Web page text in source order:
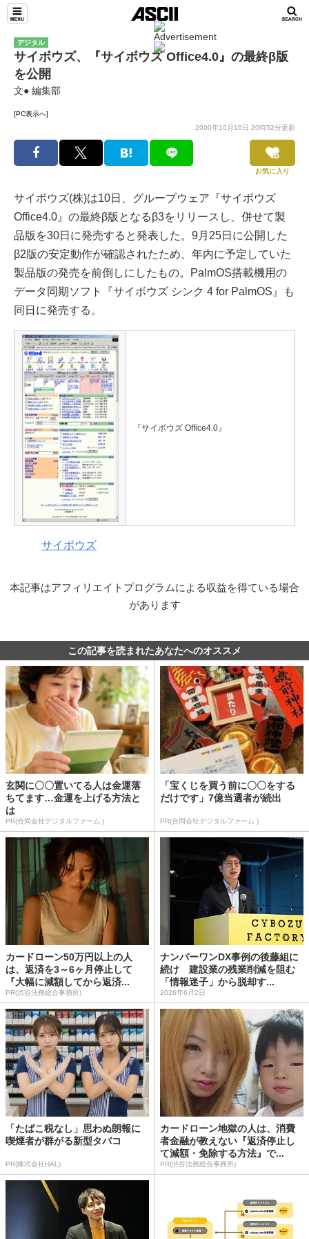
デジタル
サイボウズ、『サイボウズ Office4.0』の最終β版
を公開
文● 編集部
[PC表示へ]
2000年10月10日 20時52分更新
お気に入り
サイボウズ(株)は10日、グループウェア『サイボウズ
Office4.0』の最終β版となるβ3をリリースし、併せて製
品版を30日に発売すると発表した。9月25日に公開した
β2版の安定動作が確認されたため、年内に予定していた
製品版の発売を前倒しにしたもの。PalmOS搭載機用の
データ同期ソフト『サイボウズ シンク 4 for PalmOS』も
同日に発売する。
『サイボウズ Office4.0』
サイボウズ
本記事はアフィリエイトプログラムによる収益を得ている場合
があります
この記事を読まれたあなたへのオススメ
玄関に〇〇置いてる人は金運落
ちてます…金運を上げる方法と
は
PR(合同会社デジタルファーム )
「宝くじを買う前に〇〇をする
だけです」7億当選者が続出
PR(合同会社デジタルファーム )
カードローン50万円以上の人
は、返済を3～6ヶ月停止して
『大幅に減額してから返済...
PR(渋谷法務総合事務所)
ナンバーワンDX事例の後藤組に
続け 建設業の残業削減を阻む
「情報迷子」から脱却す...
2026年6月2日
「たばこ税なし」思わぬ朗報に
喫煙者が群がる新型タバコ
PR(株式会社HAL)
カードローン地獄の人は、消費
者金融が教えない『返済停止し
て減額・免除する方法』で...
PR(渋谷法務総合事務所)